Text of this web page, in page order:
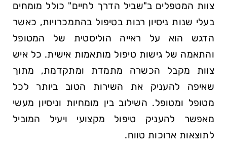
צוות המטפלים ב"שביל הדרך לחיים" כולל מומחים
בעלי שנות ניסיון רבות בטיפול בהתמכרויות, כאשר
הדגש הוא על ראייה הוליסטית של המטופל
והתאמה של גישות טיפול מותאמות אישית. כל איש
צוות מקבל הכשרה מתמדת ומתקדמת, מתוך
שאיפה להעניק את השירות הטוב ביותר לכל
מטופל ומטופל. השילוב בין מומחיות וניסיון מעשי
מאפשר להעניק טיפול מקצועי ויעיל המוביל
לתוצאות ארוכות טווח.